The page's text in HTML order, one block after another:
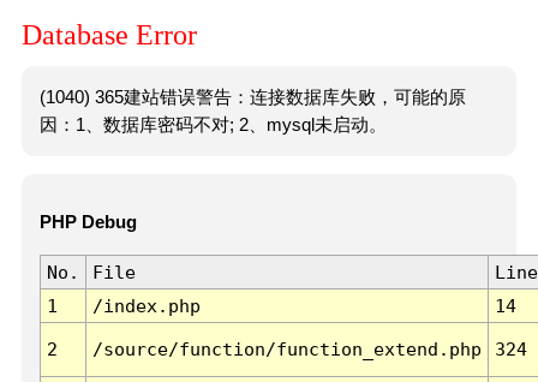
Database Error
(1040) 365建站错误警告：连接数据库失败，可能的原
因：1、数据库密码不对; 2、mysql未启动。
PHP Debug
No. File
Line
1
/index.php 14
2 /source/function/function_extend.php 324